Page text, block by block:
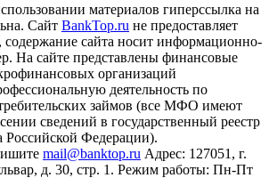
материалов гиперссылка на
Сайт BankTop.ru не предоставляет
сайта носит информационно-
На сайте представлены финансовые
организаций
деятельность по
займов (все МФО имеют
сведений в государственный реестр
Российской Федерации).
mail@banktop.ru Адрес: 127051, г.
д. 30, стр. 1. Режим работы: Пн-Пт